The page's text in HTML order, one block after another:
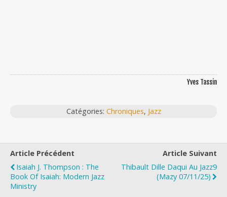
Yves Tassin
Catégories: Chroniques, Jazz
Article Précédent
Isaiah J. Thompson : The
Book Of Isaiah: Modern Jazz
Ministry
Article Suivant
Thibault Dille Daqui Au Jazz9
(Mazy 07/11/25)